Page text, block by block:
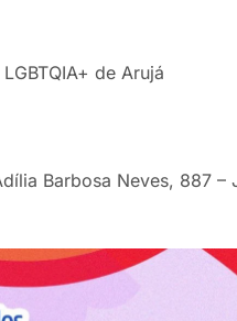
de Arujá
Barbosa Neves, 887 –